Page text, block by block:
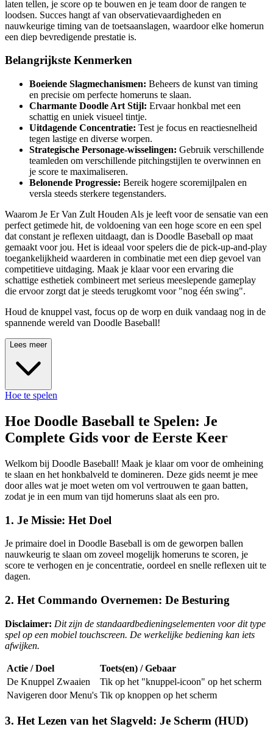
laten tellen, je score op te bouwen en je team door de rangen te
loodsen. Succes hangt af van observatievaardigheden en
nauwkeurige timing van de toetsaanslagen, waardoor elke homerun
een diep bevredigende prestatie is.
Belangrijkste Kenmerken
Boeiende Slagmechanismen: Beheers de kunst van timing
en precisie om perfecte homeruns te slaan.
Charmante Doodle Art Stijl: Ervaar honkbal met een
schattig en uniek visueel tintje.
Uitdagende Concentratie: Test je focus en reactiesnelheid
tegen lastige en diverse worpen.
Strategische Personage-wisselingen: Gebruik verschillende
teamleden om verschillende pitchingstijlen te overwinnen en
je score te maximaliseren.
Belonende Progressie: Bereik hogere scoremijlpalen en
versla steeds sterkere tegenstanders.
Waarom Je Er Van Zult Houden Als je leeft voor de sensatie van een
perfect getimede hit, de voldoening van een hoge score en een spel
dat constant je reflexen uitdaagt, dan is Doodle Baseball op maat
gemaakt voor jou. Het is ideaal voor spelers die de pick-up-and-play
toegankelijkheid waarderen in combinatie met een diep gevoel van
competitieve uitdaging. Maak je klaar voor een ervaring die
schattige esthetiek combineert met serieus meeslepende gameplay
die ervoor zorgt dat je steeds terugkomt voor "nog één swing".
Houd de knuppel vast, focus op de worp en duik vandaag nog in de
spannende wereld van Doodle Baseball!
Lees meer
Hoe te spelen
Hoe Doodle Baseball te Spelen: Je
Complete Gids voor de Eerste Keer
Welkom bij Doodle Baseball! Maak je klaar om voor de omheining
te slaan en het honkbalveld te domineren. Deze gids neemt je mee
door alles wat je moet weten om vol vertrouwen te gaan batten,
zodat je in een mum van tijd homeruns slaat als een pro.
1. Je Missie: Het Doel
Je primaire doel in Doodle Baseball is om de geworpen ballen
nauwkeurig te slaan om zoveel mogelijk homeruns te scoren, je
score te verhogen en je concentratie, oordeel en snelle reflexen uit te
dagen.
2. Het Commando Overnemen: De Besturing
Disclaimer: Dit zijn de standaardbedieningselementen voor dit type
spel op een mobiel touchscreen. De werkelijke bediening kan iets
afwijken.
Actie / Doel
Toets(en) / Gebaar
De Knuppel Zwaaien
Tik op het "knuppel-icoon" op het scherm
Navigeren door Menu's Tik op knoppen op het scherm
3. Het Lezen van het Slagveld: Je Scherm (HUD)